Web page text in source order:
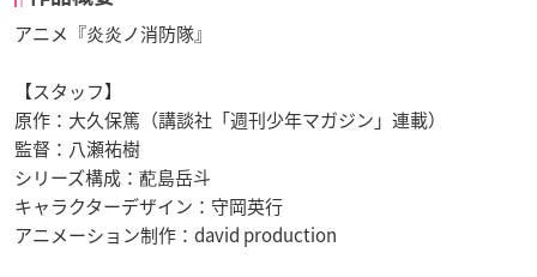
アニメ『炎炎ノ消防隊』
【スタッフ】
原作：大久保篤（講談社「週刊少年マガジン」連載）
監督：八瀬祐樹
シリーズ構成：蓜島岳斗
キャラクターデザイン：守岡英行
アニメーション制作：david production